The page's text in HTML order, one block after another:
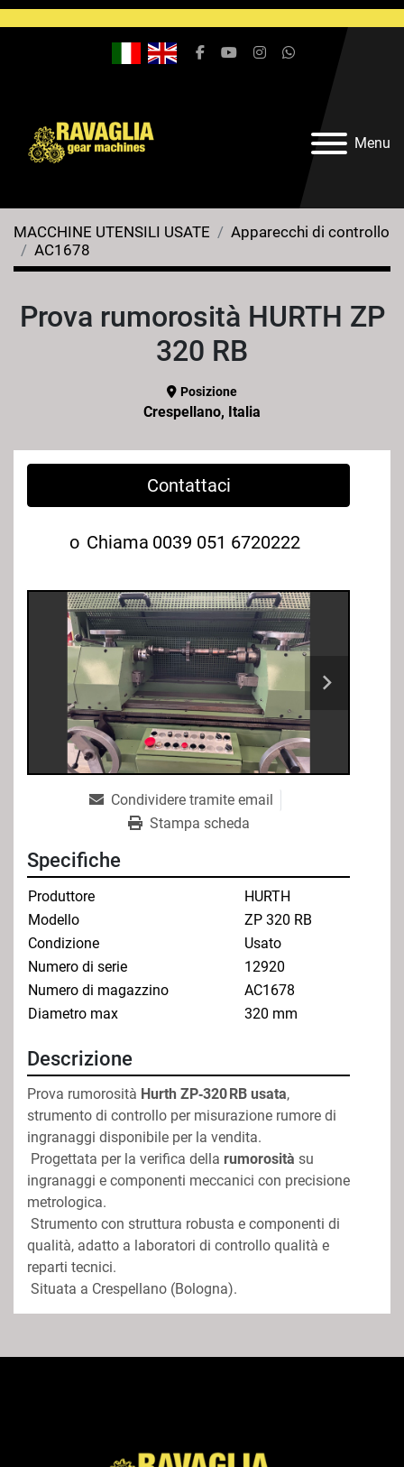
Menu
facebookyoutubeinstagramwhatsapp
MACCHINE UTENSILI USATE
Apparecchi di controllo
AC1678
Prova rumorosità HURTH ZP
320 RB
Posizione
Crespellano, Italia
Contattaci
o Chiama 0039 051 6720222
Condividere tramite email
Stampa scheda
Specifiche
Produttore
HURTH
Modello
ZP 320 RB
Condizione
Usato
Numero di serie
12920
Numero di magazzino
AC1678
Diametro max
320 mm
Descrizione
Prova rumorosità Hurth ZP‑320 RB usata,
strumento di controllo per misurazione rumore di
ingranaggi disponibile per la vendita.
Progettata per la verifica della rumorosità su
ingranaggi e componenti meccanici con precisione
metrologica.
qualità, adatto a laboratori di controllo qualità e
reparti tecnici.